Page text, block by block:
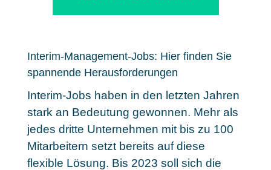
Interim-Management-Jobs: Hier finden Sie
spannende Herausforderungen
Interim-Jobs haben in den letzten Jahren
stark an Bedeutung gewonnen. Mehr als
jedes dritte Unternehmen mit bis zu 100
Mitarbeitern setzt bereits auf diese
flexible Lösung. Bis 2023 soll sich die